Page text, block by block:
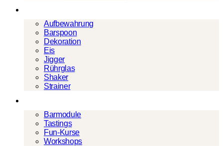
Aufbewahrung
Barspoon
Dekoration
Eis
Jigger
Rührglas
Shaker
Strainer
Barmodule
Tastings
Fun-Kurse
Workshops